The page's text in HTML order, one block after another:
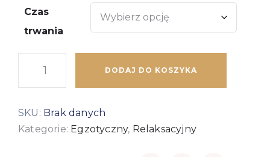
Czas
trwania
DODAJ DO KOSZYKA
SKU: Brak danych
Kategorie: Egzotyczny, Relaksacyjny